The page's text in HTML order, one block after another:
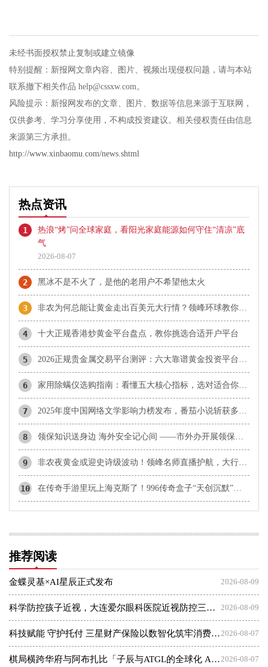
未经书面授权禁止复制或建立镜像
特别提醒：新报网文章内容、图片、视频出现侵权问题，请与本站
联系撤下相关作品 help@cssxw.com。
风险提示：新报网发布的文章、图片、数据等信息来源于互联网，
仅供参考、学习分享使用，不构成投资建议。相关侵权责任由信息
来源第三方承担。
http://www.xinbaomu.com/news.shtml
热点资讯
1
热浪“烤”问全球家庭，看阳光家庭能源如何守住“清凉”底
气
2026-08-07
2 黑冰不是不火了，是他的老用户不希望他太火
3
4 十大正规香港炒黄金平台盘点，教你挑选合适开户平台
5
6
7
8
9
10
推荐阅读
2026-08-09
金蝶灵基×AI星辰正式发布
2026-08-09
科学防控孩子近视，大连爱尔眼科医院近视防控三大倡议发布会
2026-08-07
科技赋能 守护托付 三星财产保险以数智化筑牢消费者权益保护屏障
2026-08-07
棋局横跨华府与阿布扎比「子辰与ATGL的全球化 AI 资本突围战」